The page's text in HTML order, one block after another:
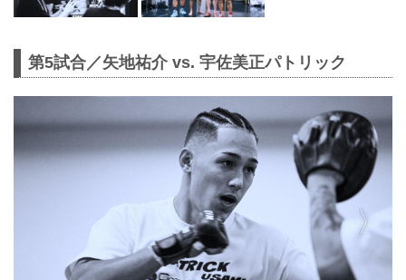
第5試合／矢地祐介 vs. 宇佐美正パトリック